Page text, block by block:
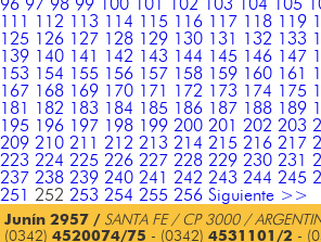
96 97 98 99 100 101 102 103 104 105
111
112 113 114 115 116 117 118 119
125 126 127 128 129 130 131 132 133
139 140 141 142 143 144 145 146 147
153 154 155 156 157 158 159 160 161
167 168 169 170 171 172 173 174 175
181
182 183 184 185 186 187 188 189
195 196 197 198 199 200 201 202 203
209 210 211 212 213 214 215 216 217
223 224 225 226 227 228 229 230 231
237 238 239 240 241 242 243 244 245
251 252 253 254 255 256 Siguiente >>
Junín 2957 / SANTA FE / CP 3000 /
(0342)4520074/75 - (0342)4531101/2 -